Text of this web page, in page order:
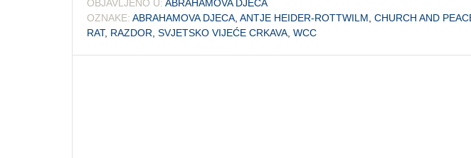
OBJAVLJENO U: ABRAHAMOVA DJECA
OZNAKE: ABRAHAMOVA DJECA ANTJE HEIDER-ROTTWILM CHURCH AND
RAT, RAZDOR SVJETSKO VIJEĆE CRKAVA WCC